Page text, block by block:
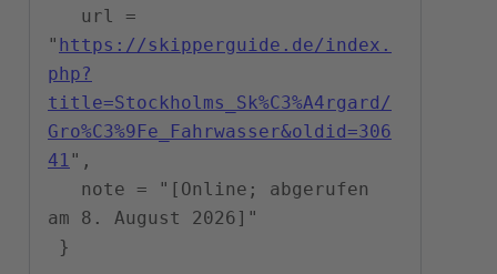
" https://skipperguide.de/index.
php?
title=Stockholms_Sk%C3%A4rgard/
Gro%C3%9Fe_Fahrwasser&oldid=306
41",
am 8. August 2026]"